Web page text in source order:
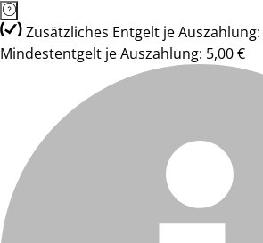
Zusätzliches Entgelt je Auszahlung:
Mindestentgelt je Auszahlung: 5,00 €